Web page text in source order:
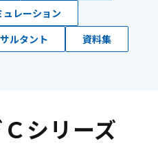
レーション
ルタント 資料集
シリーズ